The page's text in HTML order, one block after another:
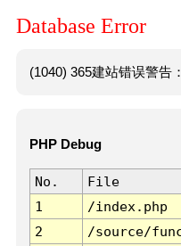
Database Error
(1040) 365建站错误警告
PHP Debug
No. File
1
/index.php
2
/source/